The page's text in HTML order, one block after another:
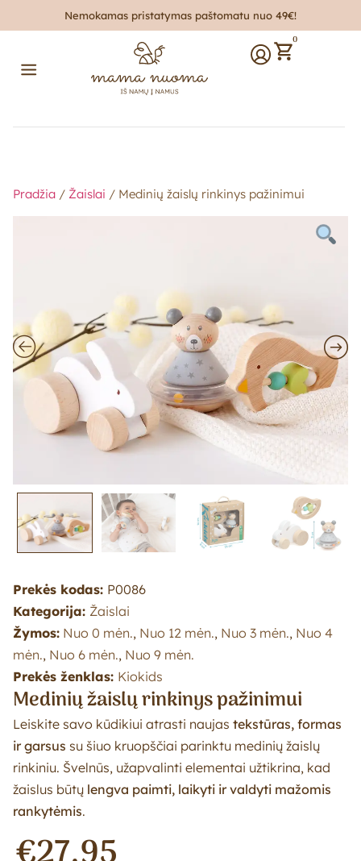
Nemokamas pristatymas paštomatu nuo 49€!
0
Pradžia / Žaislai / Medinių žaislų rinkinys pažinimui
Prekės kodas: P0086
Kategorija: Žaislai
Žymos: Nuo 0 mėn., Nuo 12 mėn., Nuo 3 mėn., Nuo 4
mėn., Nuo 6 mėn., Nuo 9 mėn.
Prekės ženklas: Kiokids
Medinių žaislų rinkinys pažinimui
Leiskite savo kūdikiui atrasti naujas tekstūras, formas
ir garsus su šiuo kruopščiai parinktu medinių žaislų
rinkiniu. Švelnūs, užapvalinti elementai užtikrina, kad
žaislus būtų lengva paimti, laikyti ir valdyti mažomis
rankytėmis.